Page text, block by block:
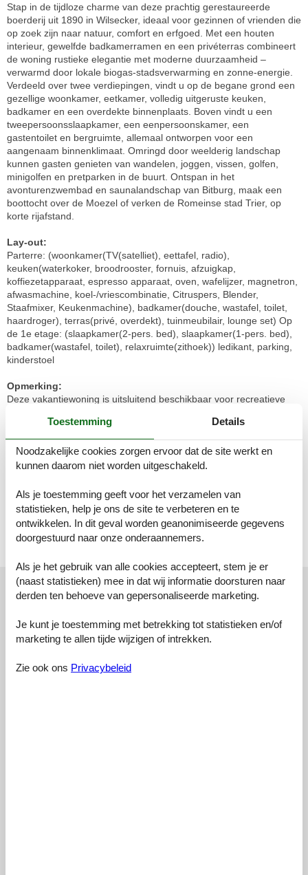
Stap in de tijdloze charme van deze prachtig gerestaureerde
boerderij uit 1890 in Wilsecker, ideaal voor gezinnen of vrienden die
op zoek zijn naar natuur, comfort en erfgoed. Met een houten
interieur, gewelfde badkamerramen en een privéterras combineert
de woning rustieke elegantie met moderne duurzaamheid –
verwarmd door lokale biogas-stadsverwarming en zonne-energie.
Verdeeld over twee verdiepingen, vindt u op de begane grond een
gezellige woonkamer, eetkamer, volledig uitgeruste keuken,
badkamer en een overdekte binnenplaats. Boven vindt u een
tweepersoonsslaapkamer, een eenpersoonskamer, een
gastentoilet en bergruimte, allemaal ontworpen voor een
aangenaam binnenklimaat. Omringd door weelderig landschap
kunnen gasten genieten van wandelen, joggen, vissen, golfen,
minigolfen en pretparken in de buurt. Ontspan in het
avonturenzwembad en saunalandschap van Bitburg, maak een
boottocht over de Moezel of verken de Romeinse stad Trier, op
korte rijafstand.
Lay-out:
Parterre: (woonkamer(TV(satelliet), eettafel, radio),
keuken(waterkoker, broodrooster, fornuis, afzuigkap,
koffiezetapparaat, espresso apparaat, oven, wafelijzer, magnetron,
afwasmachine, koel-/vriescombinatie, Citruspers, Blender,
Staafmixer, Keukenmachine), badkamer(douche, wastafel, toilet,
haardroger), terras(privé, overdekt), tuinmeubilair, lounge set) Op
de 1e etage: (slaapkamer(2-pers. bed), slaapkamer(1-pers. bed),
badkamer(wastafel, toilet), relaxruimte(zithoek)) ledikant, parking,
kinderstoel
Opmerking:
Deze vakantiewoning is uitsluitend beschikbaar voor recreatieve
geannuleerd en mogelijke annuleringskosten worden doorberekend
Kamerindeling
Begane grond
Eenpersoonsbed
Slaapkamer
Tweepersoonsbed
Externe beoordelingen
Onze gastbeoordelingenExterne beoordelingen
4,6
Toestemming Details
Noodzakelijke cookies zorgen ervoor dat de site werkt en
kunnen daarom niet worden uitgeschakeld.
Als je toestemming geeft voor het verzamelen van
statistieken, help je ons de site te verbeteren en te
ontwikkelen. In dit geval worden geanonimiseerde gegevens
doorgestuurd naar onze onderaannemers.
Als je het gebruik van alle cookies accepteert, stem je er
(naast statistieken) mee in dat wij informatie doorsturen naar
derden ten behoeve van gepersonaliseerde marketing.
Je kunt je toestemming met betrekking tot statistieken en/of
marketing te allen tijde wijzigen of intrekken.
Zie ook ons Privacybeleid